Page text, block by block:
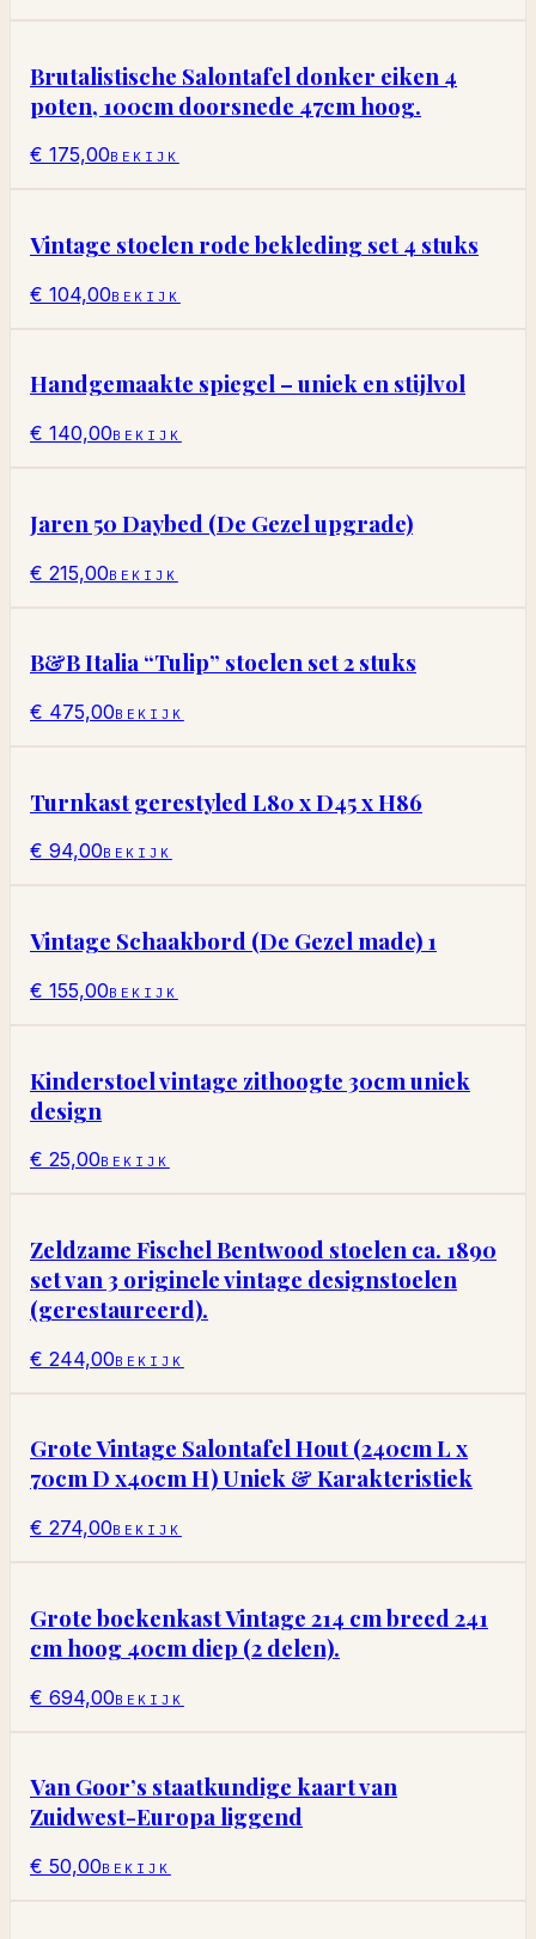
Brutalistische Salontafel donker eiken 4
poten, 100cm doorsnede 47cm hoog.
€ 175,00BEKIJK
Vintage stoelen rode bekleding set 4 stuks
€ 104,00BEKIJK
Handgemaakte spiegel – uniek en stijlvol
€ 140,00BEKIJK
Jaren 50 Daybed (De Gezel upgrade)
€ 215,00BEKIJK
B&B Italia “Tulip” stoelen set 2 stuks
€ 475,00BEKIJK
Turnkast gerestyled L80 x D45 x H86
€ 94,00BEKIJK
Vintage Schaakbord (De Gezel made) 1
€ 155,00BEKIJK
Kinderstoel vintage zithoogte 30cm uniek
design
€ 25,00BEKIJK
Zeldzame Fischel Bentwood stoelen ca. 1890
set van 3 originele vintage designstoelen
(gerestaureerd).
€ 244,00BEKIJK
Grote Vintage Salontafel Hout (240cm L x
70cm D x40cm H) Uniek & Karakteristiek
€ 274,00BEKIJK
Grote boekenkast Vintage 214 cm breed 241
cm hoog 40cm diep (2 delen).
€ 694,00BEKIJK
Van Goor’s staatkundige kaart van
Zuidwest-Europa liggend
€ 50,00BEKIJK